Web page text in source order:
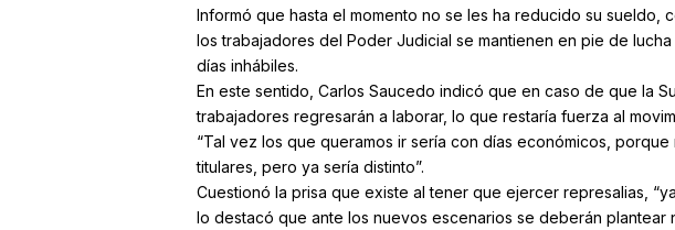
Informó que hasta el momento no se les ha reducido su sueldo,
los trabajadores del Poder Judicial se mantienen en pie de
días inhábiles.
En este sentido, Carlos Saucedo indicó que en caso de que la
trabajadores regresarán a laborar, lo que restaría fuerza al
“Tal vez los que queramos ir sería con días económicos,
titulares, pero ya sería distinto”.
Cuestionó la prisa que existe al tener que ejercer represalias,
lo destacó que ante los nuevos escenarios se deberán plantear